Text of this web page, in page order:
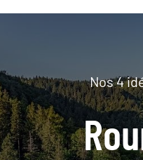
Nos 4